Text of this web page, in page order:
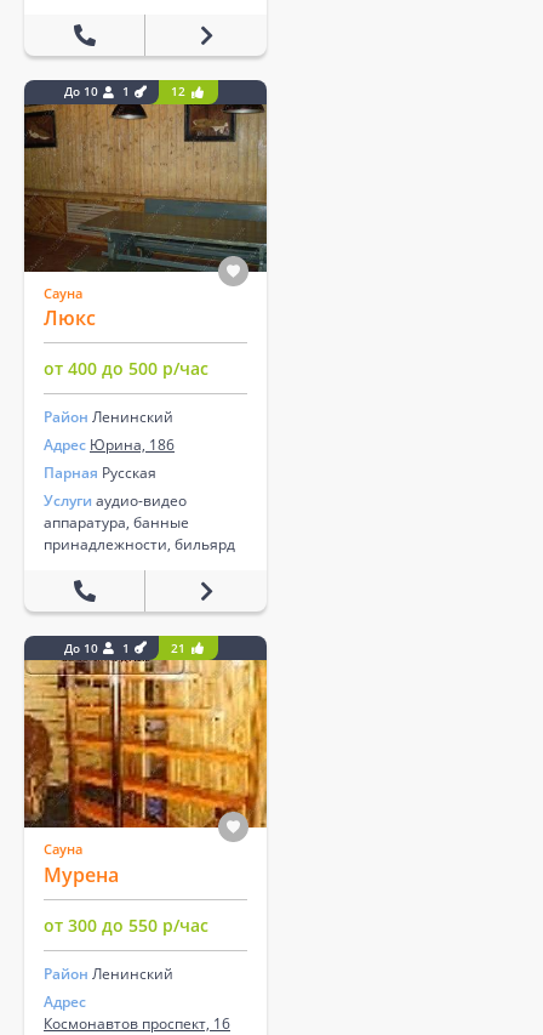
До 10 1 12
Сауна
Люкс
от 400 до 500 р/час
Район Ленинский
Адрес Юрина, 186
Парная Русская
Услуги аудио-видео
аппаратура, банные
принадлежности, бильярд
До 10 1 21
Сауна
Мурена
от 300 до 550 р/час
Район Ленинский
Адрес
Космонавтов проспект, 16